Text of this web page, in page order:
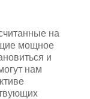
на
мощное
и
нам